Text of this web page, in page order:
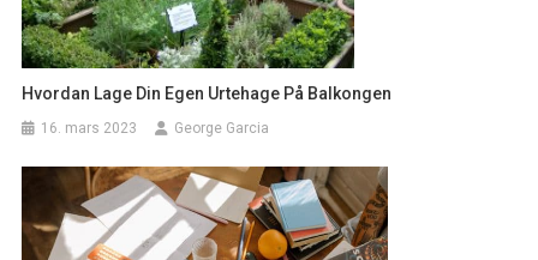
Hvordan Lage Din Egen Urtehage På Balkongen
16. mars 2023 George Garcia